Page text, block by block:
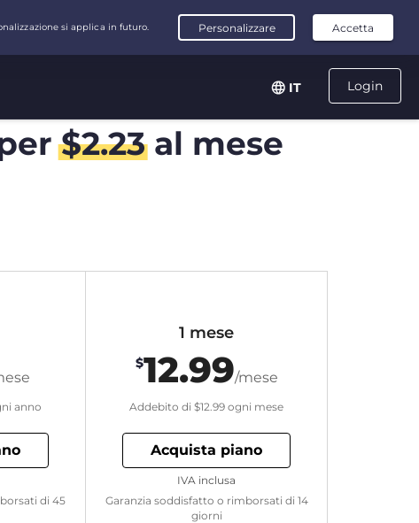
Login
IT
$2.23al mese
anno
di 45
1 mese
$12.99/mese
Addebito di $12.99 ogni mese
Acquista piano
Garanzia soddisfatto o rimborsati di 14
giorni
IVA inclusa